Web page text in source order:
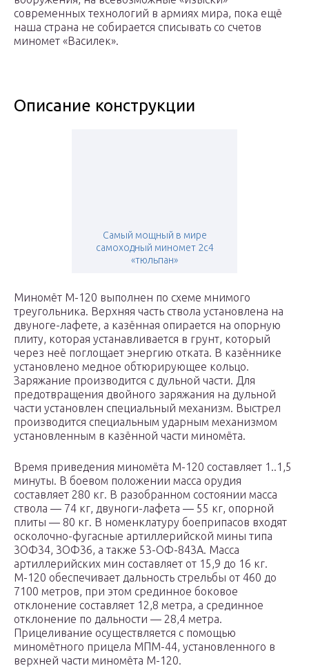
современных технологий в армиях мира, пока ещё
наша страна не собирается списывать со счетов
миномет «Василек».
Описание конструкции
Самый мощный в мире
самоходный миномет 2с4
«тюльпан»
Миномёт М-120 выполнен по схеме мнимого
треугольника. Верхняя часть ствола установлена на
двуноге-лафете, а казённая опирается на опорную
плиту, которая устанавливается в грунт, который
через неё поглощает энергию отката. В казённике
установлено медное обтюрирующее кольцо.
Заряжание производится с дульной части. Для
предотвращения двойного заряжания на дульной
части установлен специальный механизм. Выстрел
производится специальным ударным механизмом
установленным в казённой части миномёта.
Время приведения миномёта М-120 составляет 1..1,5
минуты. В боевом положении масса орудия
составляет 280 кг. В разобранном состоянии масса
ствола — 74 кг, двуноги-лафета — 55 кг, опорной
плиты — 80 кг. В номенклатуру боеприпасов входят
осколочно-фугасные артиллерийской мины типа
3ОФ34, 3ОФ36, а также 53-ОФ-843А. Масса
артиллерийских мин составляет от 15,9 до 16 кг.
М-120 обеспечивает дальность стрельбы от 460 до
7100 метров, при этом срединное боковое
отклонение составляет 12,8 метра, а срединное
отклонение по дальности — 28,4 метра.
Прицеливание осуществляется с помощью
миномётного прицела МПМ-44, установленного в
верхней части миномёта М-120.